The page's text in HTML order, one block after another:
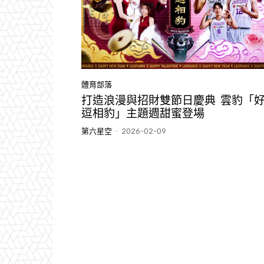
體育部落
打造浪漫與招財雙節日慶典 雲豹「
逗相豹」主題週甜蜜登場
第六星空 - 2026-02-09